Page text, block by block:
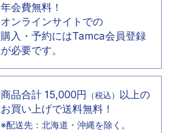
年会費無料！
オンラインサイトでの
購入・予約にはTamca会員登録
が必要です。
商品合計 15,000円 （税込） 以上の
お買い上げで送料無料！
※配送先：北海道・沖縄を除く。